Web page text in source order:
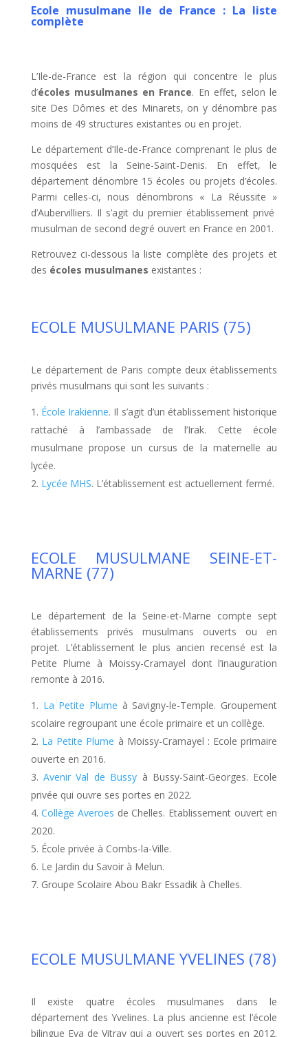
Ecole musulmane Ile de France : La liste
complète
L’Ile-de-France est la région qui concentre le plus
d’écoles musulmanes en France. En effet, selon le
site Des Dômes et des Minarets, on y dénombre pas
moins de 49 structures existantes ou en projet.
Le département d’Ile-de-France comprenant le plus de
mosquées est la Seine-Saint-Denis. En effet, le
département dénombre 15 écoles ou projets d’écoles.
Parmi celles-ci, nous dénombrons « La Réussite »
d’Aubervilliers. Il s’agit du premier établissement privé
musulman de second degré ouvert en France en 2001.
Retrouvez ci-dessous la liste complète des projets et
des écoles musulmanes existantes :
ECOLE MUSULMANE PARIS (75)
Le département de Paris compte deux établissements
privés musulmans qui sont les suivants :
École Irakienne. Il s’agit d’un établissement historique
rattaché à l’ambassade de l’Irak. Cette école
musulmane propose un cursus de la maternelle au
lycée.
Lycée MHS. L’établissement est actuellement fermé.
ECOLE MUSULMANE SEINE-ET-
MARNE (77)
Le département de la Seine-et-Marne compte sept
établissements privés musulmans ouverts ou en
projet. L’établissement le plus ancien recensé est la
Petite Plume à Moissy-Cramayel dont l’inauguration
remonte à 2016.
La Petite Plume à Savigny-le-Temple. Groupement
scolaire regroupant une école primaire et un collège.
La Petite Plume à Moissy-Cramayel : Ecole primaire
ouverte en 2016.
Avenir Val de Bussy à Bussy-Saint-Georges. Ecole
privée qui ouvre ses portes en 2022.
Collège Averoes de Chelles. Etablissement ouvert en
2020.
École privée à Combs-la-Ville.
Le Jardin du Savoir à Melun.
Groupe Scolaire Abou Bakr Essadik à Chelles.
ECOLE MUSULMANE YVELINES (78)
Il existe quatre écoles musulmanes dans le
département des Yvelines. La plus ancienne est l’école
bilingue Eva de Vitray qui a ouvert ses portes en 2012.